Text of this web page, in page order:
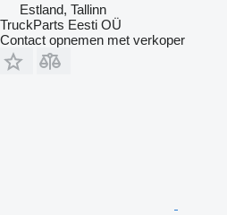
Estland, Tallinn
TruckParts Eesti OÜ
Contact opnemen met verkoper